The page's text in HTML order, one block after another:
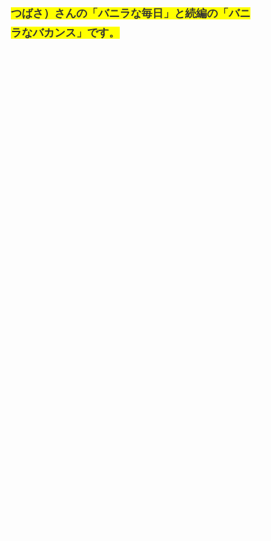
つばさ）さんの「バニラな毎日」と続編の「バニ
ラなバカンス」です。